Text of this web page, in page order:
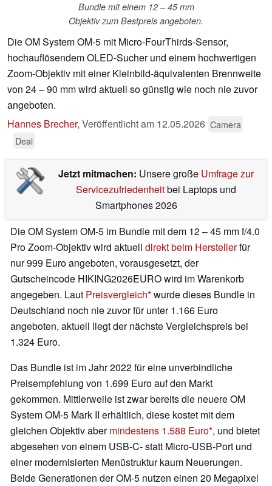
Bundle mit einem 12 – 45 mm
Objektiv zum Bestpreis angeboten.
Die OM System OM-5 mit Micro-FourThirds-Sensor,
hochauflösendem OLED-Sucher und einem hochwertigen
Zoom-Objektiv mit einer Kleinbild-äquivalenten Brennweite
von 24 – 90 mm wird aktuell so günstig wie noch nie zuvor
angeboten.
Hannes Brecher, Veröffentlicht am 12.05.2026 Camera
Deal
Jetzt mitmachen: Unsere große Umfrage zur
Servicezufriedenheitbei Laptops und
Smartphones 2026
Die OM System OM-5 im Bundle mit dem 12 – 45 mm f/4.0
Pro Zoom-Objektiv wird aktuell direkt beim Herstellerfür
nur 999 Euro angeboten, vorausgesetzt, der
Gutscheincode HIKING2026EURO wird im Warenkorb
angegeben. Laut Preisvergleich wurde dieses Bundle in
Deutschland noch nie zuvor für unter 1.166 Euro
angeboten, aktuell liegt der nächste Vergleichspreis bei
1.324 Euro.
Das Bundle ist im Jahr 2022 für eine unverbindliche
Preisempfehlung von 1.699 Euro auf den Markt
gekommen. Mittlerweile ist zwar bereits die neuere OM
System OM-5 Mark II erhältlich, diese kostet mit dem
gleichen Objektiv abermindestens 1.588 Euro , und bietet
abgesehen von einem USB-C- statt Micro-USB-Port und
einer modernisierten Menüstruktur kaum Neuerungen.
Beide Generationen der OM-5 nutzen einen 20 Megapixel